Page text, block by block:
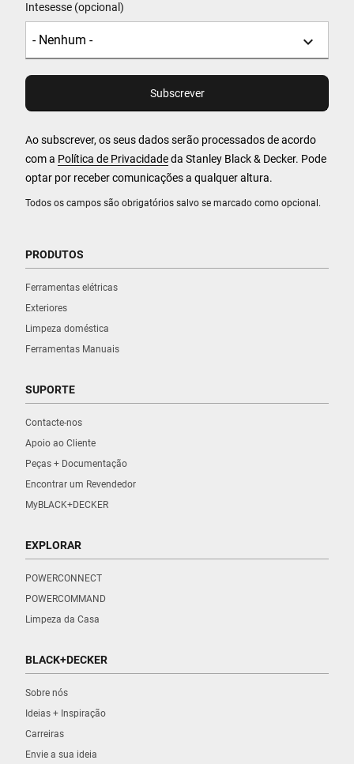
Todos os campos são obrigatórios salvo se marcado como opcional.
Intesesse (opcional)
Ao subscrever, os seus dados serão processados de acordo
com a Política de Privacidadeda Stanley Black & Decker. Pode
optar por receber comunicações a qualquer altura.
PRODUTOS
Ferramentas elétricas
Exteriores
Limpeza doméstica
Ferramentas Manuais
SUPORTE
Contacte-nos
Apoio ao Cliente
Peças + Documentação
Encontrar um Revendedor
MyBLACK+DECKER
EXPLORAR
POWERCONNECT
POWERCOMMAND
Limpeza da Casa
BLACK+DECKER
Sobre nós
Ideias + Inspiração
Carreiras
Envie a sua ideia